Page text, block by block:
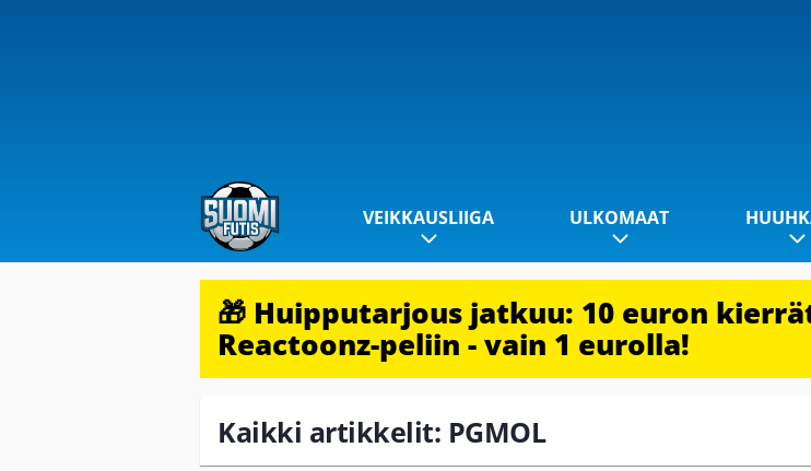
VEIKKAUSLIIGA ULKOMAAT
🎁 Huipputarjous jatkuu: 10 euron
Reactoonz-peliin - vain 1 eurolla!
Kaikki artikkelit: PGMOL